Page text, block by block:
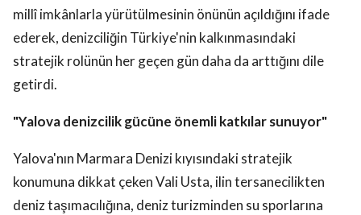
millî imkânlarla yürütülmesinin önünün açıldığını ifade
ederek, denizciliğin Türkiye'nin kalkınmasındaki
stratejik rolünün her geçen gün daha da arttığını dile
getirdi.
"Yalova denizcilik gücüne önemli katkılar sunuyor"
Yalova'nın Marmara Denizi kıyısındaki stratejik
konumuna dikkat çeken Vali Usta, ilin tersanecilikten
deniz taşımacılığına, deniz turizminden su sporlarına